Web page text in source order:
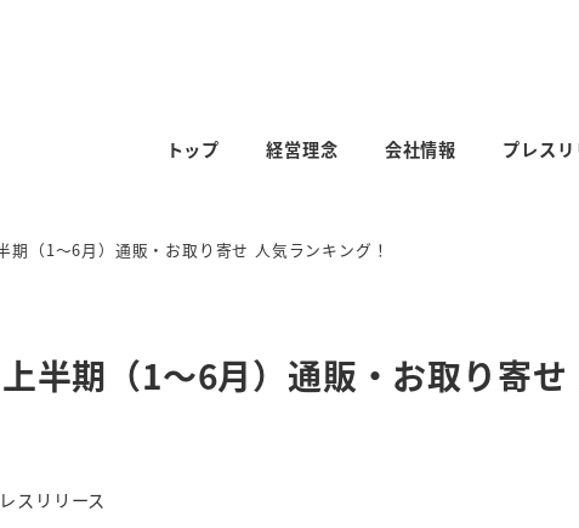
トップ 経営理念 会社情報 プレス
期（1～6月）通販・お取り寄せ 人気ランキング！
半期（1～6月）通販・お取り寄せ
ー
スリリース